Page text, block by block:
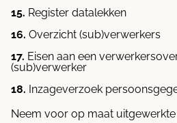
Register datalekken
Overzicht (sub)verwerkers
Eisen aan een
(sub)verwerker
Inzageverzoek
Neem voor op maat uitgewerkte